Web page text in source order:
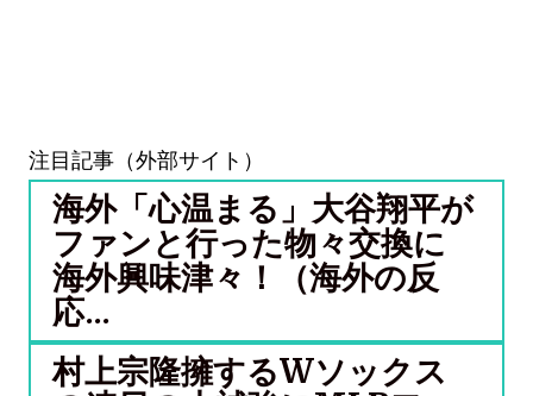
注目記事（外部サイト）
海外「心温まる」大谷翔平が
ファンと行った物々交換に
海外興味津々！（海外の反
応...
村上宗隆擁するWソックス